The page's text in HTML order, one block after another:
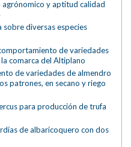
y aptitud calidad
sobre diversas especies
de variedades
comarca del Altiplano
de variedades de almendro
patrones, en secano y riego
para producción de trufa
de albaricoquero con dos